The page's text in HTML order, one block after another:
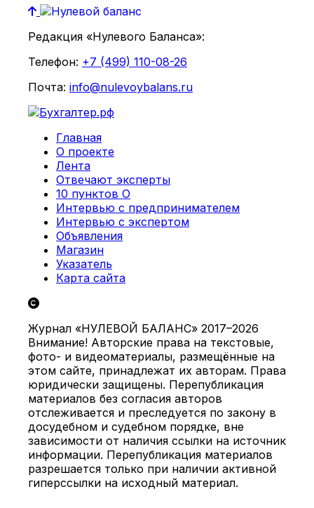
Редакция «Нулевого Баланса»:
Телефон: +7 (499) 110-08-26
Почта: info@nulevoybalans.ru
Главная
О проекте
Лента
Отвечают эксперты
10 пунктов О
Интервью с предпринимателем
Интервью с экспертом
Объявления
Магазин
Указатель
Карта сайта
Журнал «НУЛЕВОЙ БАЛАНС» 2017–2026
Внимание! Авторские права на текстовые,
фото- и видеоматериалы, размещённые на
этом сайте, принадлежат их авторам. Права
юридически защищены. Перепубликация
материалов без согласия авторов
отслеживается и преследуется по закону в
досудебном и судебном порядке, вне
зависимости от наличия ссылки на источник
информации. Перепубликация материалов
разрешается только при наличии активной
гиперссылки на исходный материал.